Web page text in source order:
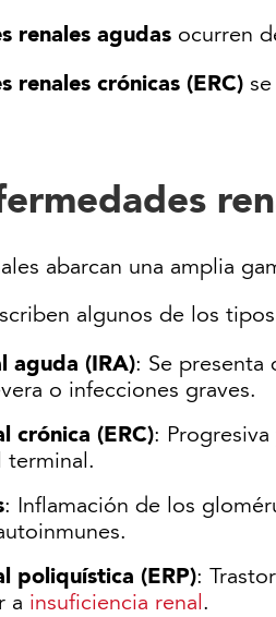
renales agudas ocurren
renales crónicas (ERC)
abarcan una amplia
algunos de los
aguda (IRA): Se presenta
o infecciones graves.
crónica (ERC):
terminal.
: Inflamación de los
poliquística (ERP):
a insuficiencia renal.